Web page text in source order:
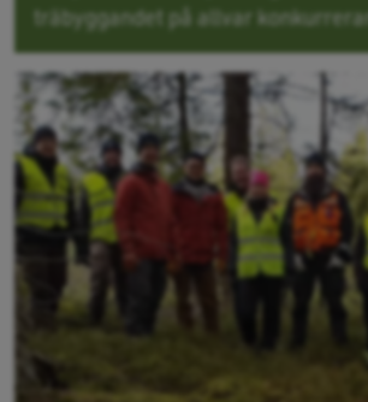
träbyggandet på allvar konkurrerar